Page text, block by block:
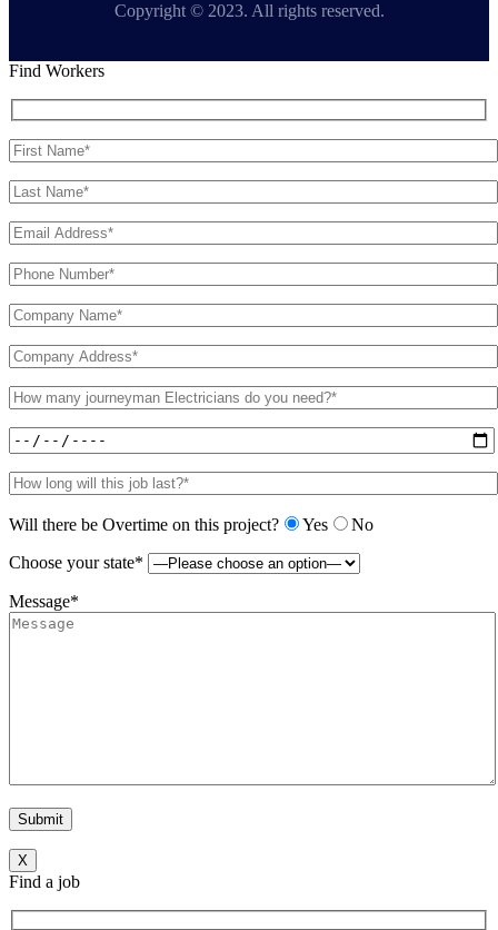
Copyright © 2023. All rights reserved.
Find Workers
Will there be Overtime on this project? Yes
No
Choose your state*
Message*
X
Find a job